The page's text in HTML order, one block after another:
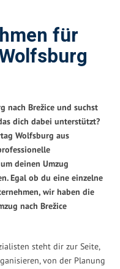
für
nach Brežice und suchst
dich dabei unterstützt?
Wolfsburg aus
deinen Umzug
Egal ob du eine einzelne
wir haben die
nach Brežice
steht dir zur Seite,
von der Planung